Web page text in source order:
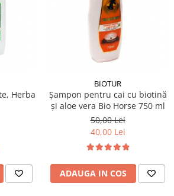
Herba
BIOTUR
Șampon pentru cai cu biotină
și aloe vera Bio Horse 750 ml
50,00 Lei
40,00 Lei
ADAUGA IN COS